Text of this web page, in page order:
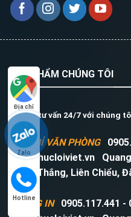
SẢN PHẨM CHÚNG TÔI
Liên hệ tư vấn 24/7 với chúng
ĐỊA CHỈ VĂN PHÒNG
www.phucloiviet.vn
Chính Thắng, Liên Chiểu,
XƯỞNG IN
0905.117.441 -
Địa chỉ
Zalo
Hotline